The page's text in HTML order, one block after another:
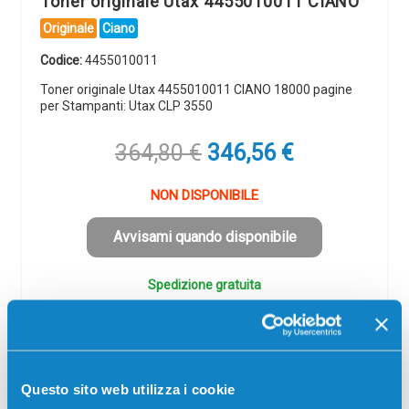
Questo sito web utilizza i cookie
Originale Ciano
Codice:4455010011
Toner originale Utax 4455010011 CIANO 18000 pagine
per Stampanti: Utax CLP 3550
364,80€ Il
originale
era:
364,80 €.
346,56 €Il
è:
346,56 €.
NON DISPONIBILE
Avvisami quando disponibile
Spedizione gratuita
02 22 56 29